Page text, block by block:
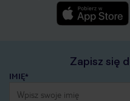
Zapisz się
IMIĘ*